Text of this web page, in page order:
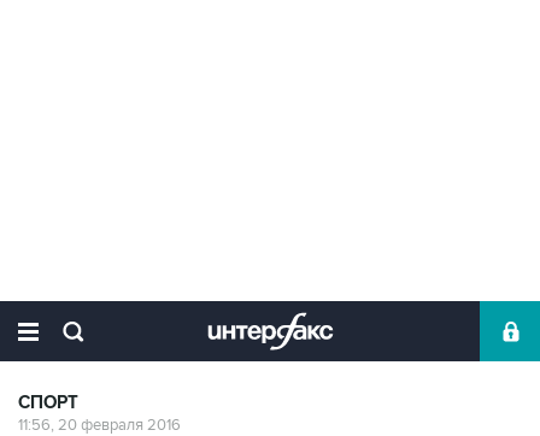
СПОРТ
11:56, 20 февраля 2016